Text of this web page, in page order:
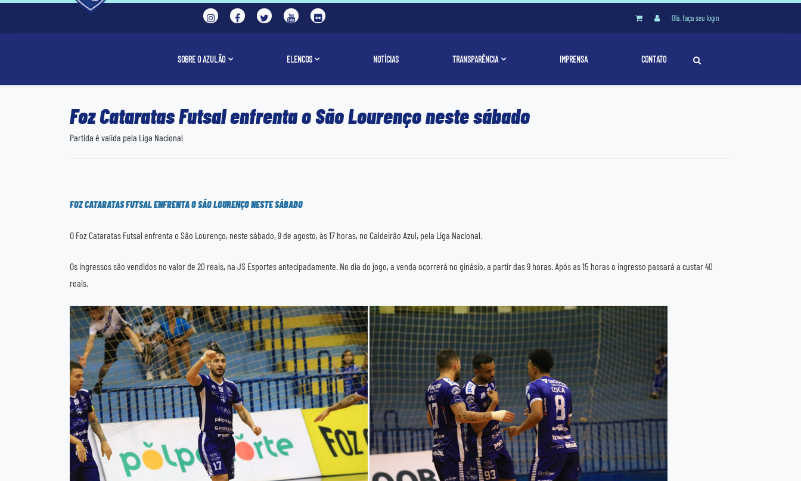
Olá, faça seu login
SOBRE O AZULÃO ELENCOS NOTÍCIAS TRANSPARÊNCIA IMPRENSA CONTATO
Foz Cataratas Futsal enfrenta o São Lourenço neste sábado
Partida é valida pela Liga Nacional
FOZ CATARATAS FUTSAL ENFRENTA O SÃO LOURENÇO NESTE SÁBADO
O Foz Cataratas Futsal enfrenta o São Lourenço, neste sábado, 9 de agosto, às 17 horas, no Caldeirão Azul, pela Liga Nacional.
Os ingressos são vendidos no valor de 20 reais, na JS Esportes antecipadamente. No dia do jogo, a venda ocorrerá no ginásio, a partir das 9 horas. Após as 15 horas o ingresso passará a custar 40
reais.